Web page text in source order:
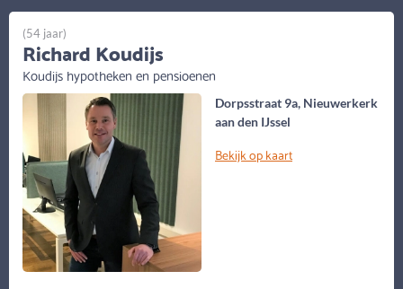
Dorpsstraat 9a, Nieuwerkerk
aan den IJssel
Bekijk op kaart
(54 jaar)
Richard Koudijs
Koudijs hypotheken en pensioenen